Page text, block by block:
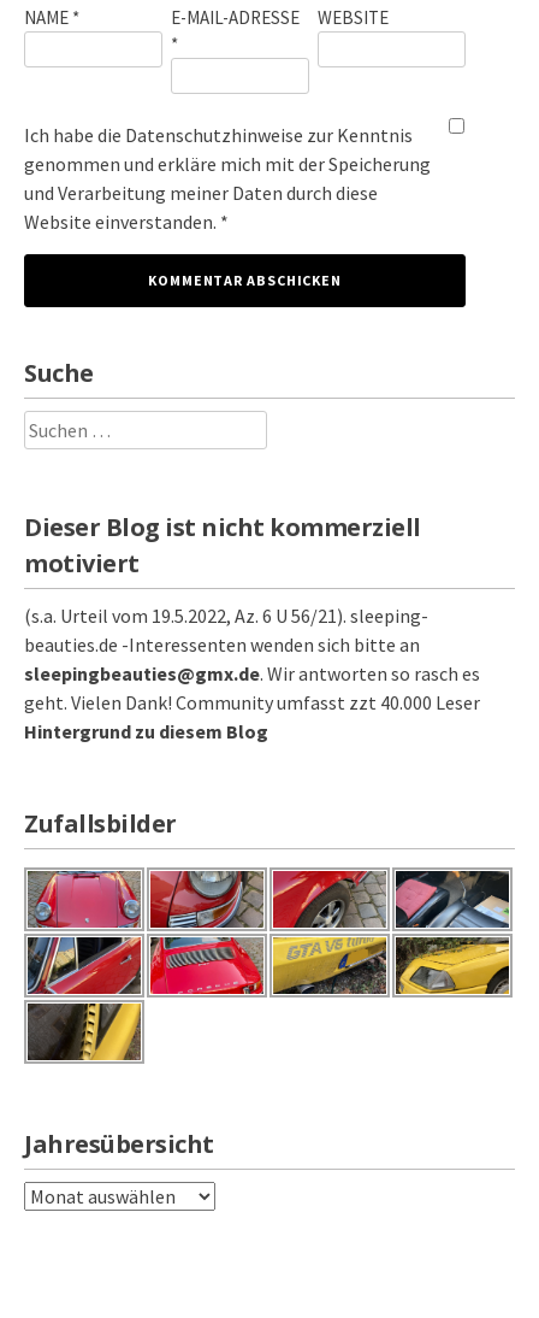
NAME *
E-MAIL-ADRESSE
*
WEBSITE
Ich habe die Datenschutzhinweise zur Kenntnis
genommen und erkläre mich mit der Speicherung
und Verarbeitung meiner Daten durch diese
Website einverstanden. *
Suche
Suchen
nach:
Dieser Blog ist nicht kommerziell
motiviert
(s.a. Urteil vom 19.5.2022, Az. 6 U 56/21). sleeping-
beauties.de -Interessenten wenden sich bitte an
sleepingbeauties@gmx.de. Wir antworten so rasch es
geht. Vielen Dank! Community umfasst zzt 40.000 Leser
Hintergrund zu diesem Blog
Zufallsbilder
Jahresübersicht
Jahresübersicht